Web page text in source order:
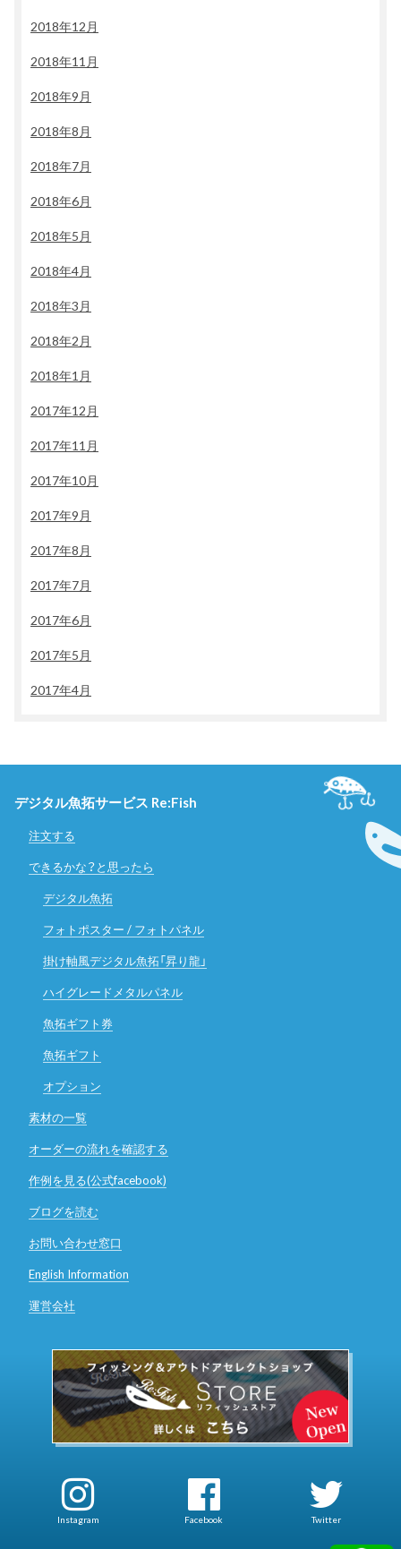
2018年12月
2018年11月
2018年9月
2018年8月
2018年7月
2018年6月
2018年5月
2018年4月
2018年3月
2018年2月
2018年1月
2017年12月
2017年11月
2017年10月
2017年9月
2017年8月
2017年7月
2017年6月
2017年5月
2017年4月
デジタル魚拓サービス Re:Fish
注文する
できるかな？と思ったら
デジタル魚拓
フォトポスター / フォトパネル
掛け軸風デジタル魚拓「昇り龍」
ハイグレードメタルパネル
魚拓ギフト券
魚拓ギフト
オプション
素材の一覧
オーダーの流れを確認する
作例を見る(公式facebook)
ブログを読む
お問い合わせ窓口
English Information
運営会社
Instagram Facebook Twitter